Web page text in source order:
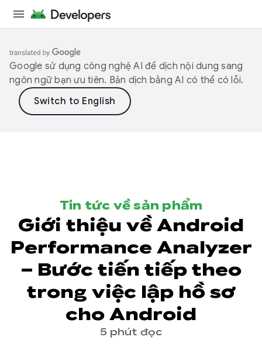
Google sử dụng công nghệ AI để dịch nội dung sang
ngôn ngữ bạn ưu tiên. Bản dịch bằng AI có thể có lỗi.
Tin tức về sản phẩm
Giới thiệu về Android
Performance Analyzer
– Bước tiến tiếp theo
trong việc lập hồ sơ
cho Android
5 phút đọc